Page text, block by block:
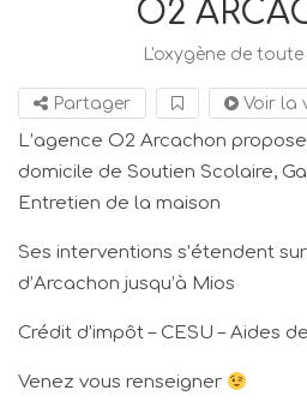
O2
L'oxygène de
Partager Voir la
L’agence O2 Arcachon
domicile de Soutien Scolaire,
Entretien de la maison
Ses interventions s’étendent
d’Arcachon jusqu’à Mios
Crédit d’impôt – CESU – Aides
Venez vous renseigner